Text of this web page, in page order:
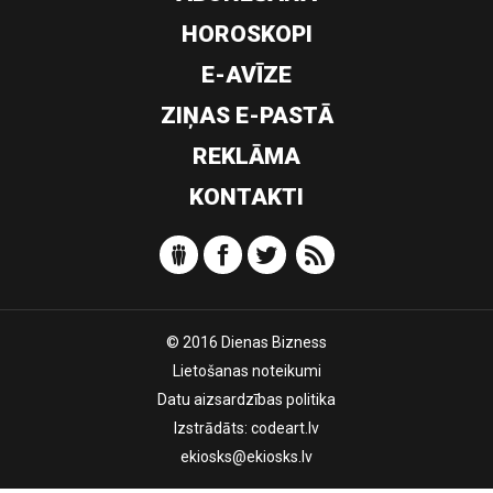
HOROSKOPI
E-AVĪZE
ZIŅAS E-PASTĀ
REKLĀMA
KONTAKTI
© 2016 Dienas Bizness
Lietošanas noteikumi
Datu aizsardzības politika
Izstrādāts: codeart.lv
ekiosks@ekiosks.lv